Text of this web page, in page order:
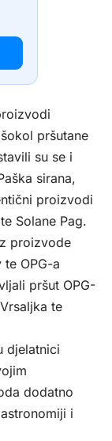
pršutane
su se i
sirana,
proizvodi
Solane Pag.
proizvode
OPG-a
pršut OPG-
te
djelatnici
dodatno
i